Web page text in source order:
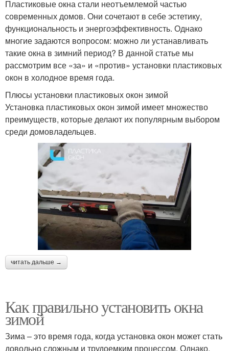
Пластиковые окна стали неотъемлемой частью
современных домов. Они сочетают в себе эстетику,
функциональность и энергоэффективность. Однако
многие задаются вопросом: можно ли устанавливать
такие окна в зимний период? В данной статье мы
рассмотрим все «за» и «против» установки пластиковых
окон в холодное время года.
Плюсы установки пластиковых окон зимой
Установка пластиковых окон зимой имеет множество
преимуществ, которые делают их популярным выбором
среди домовладельцев.
читать дальше →
Как правильно установить окна
зимой
Зима – это время года, когда установка окон может стать
довольно сложным и трудоемким процессом. Однако,